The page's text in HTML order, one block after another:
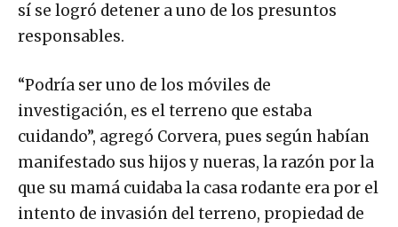
sí se logró detener a uno de los presuntos
responsables.
“Podría ser uno de los móviles de
investigación, es el terreno que estaba
cuidando”, agregó Corvera, pues según habían
manifestado sus hijos y nueras, la razón por la
que su mamá cuidaba la casa rodante era por el
intento de invasión del terreno, propiedad de